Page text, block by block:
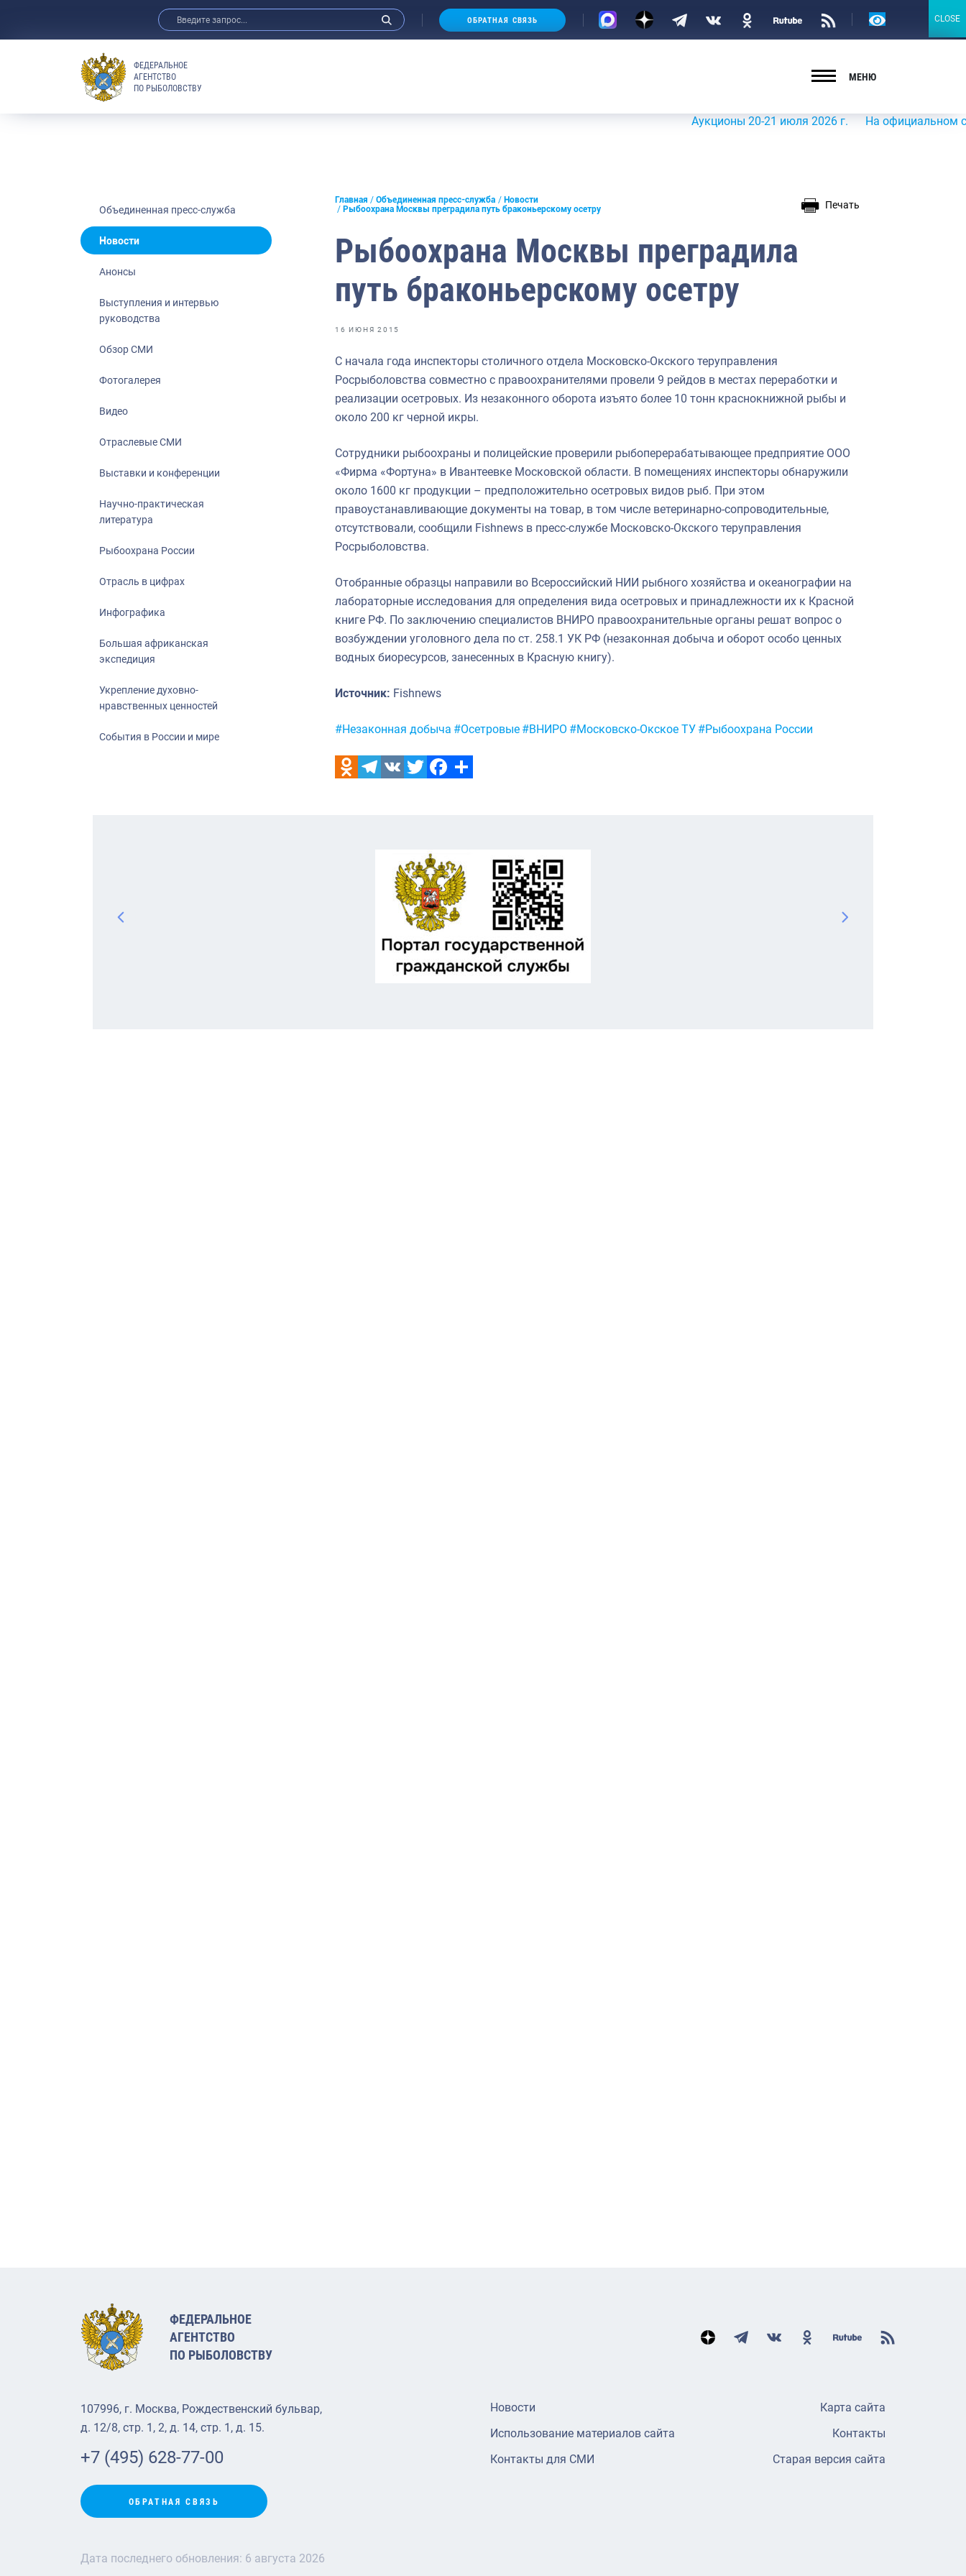
Анонсы
Отраслевые СМИ
Выставки и конференции
Рыбоохрана России
Большая африканская экспедиция
ОБРАТНАЯ СВЯЗЬ
Версия
ФЕДЕРАЛЬНОЕ
АГЕНТСТВО
ПО РЫБОЛОВСТВУ
МЕНЮ
Аукционы 20-21 июля 2026 г. На официальном сайте
Объединенная пресс-служба
Новости
Анонсы
Выступления и интервью
руководства
Обзор СМИ
Фотогалерея
Видео
Отраслевые СМИ
Выставки и конференции
Научно-практическая
литература
Рыбоохрана России
Отрасль в цифрах
Инфографика
Большая африканская
экспедиция
Укрепление духовно-
нравственных ценностей
События в России и мире
Главная Объединенная пресс-служба
Новости
Рыбоохрана Москвы преградила путь браконьерскому осетру
Печать
Рыбоохрана Москвы преградила
путь браконьерскому осетру
16 ИЮНЯ 2015
С начала года инспекторы столичного отдела Московско-Окского теруправления
Росрыболовства совместно с правоохранителями провели 9 рейдов в местах переработки и
реализации осетровых. Из незаконного оборота изъято более 10 тонн краснокнижной рыбы и
около 200 кг черной икры.
Сотрудники рыбоохраны и полицейские проверили рыбоперерабатывающее предприятие ООО
«Фирма «Фортуна» в Ивантеевке Московской области. В помещениях инспекторы обнаружили
около 1600 кг продукции – предположительно осетровых видов рыб. При этом
правоустанавливающие документы на товар, в том числе ветеринарно-сопроводительные,
отсутствовали, сообщили Fishnews в пресс-службе Московско-Окского теруправления
Росрыболовства.
Отобранные образцы направили во Всероссийский НИИ рыбного хозяйства и океанографии на
лабораторные исследования для определения вида осетровых и принадлежности их к Красной
книге РФ. По заключению специалистов ВНИРО правоохранительные органы решат вопрос о
возбуждении уголовного дела по ст. 258.1 УК РФ (незаконная добыча и оборот особо ценных
водных биоресурсов, занесенных в Красную книгу).
Источник: Fishnews
Метки:
#Незаконная добыча #Осетровые #ВНИРО #Московско-Окское ТУ #Рыбоохрана России
ФЕДЕРАЛЬНОЕ
АГЕНТСТВО
ПО РЫБОЛОВСТВУ
107996, г. Москва, Рождественский бульвар,
д. 12/8, стр. 1, 2, д. 14, стр. 1, д. 15.
+7 (495) 628-77-00
ОБРАТНАЯ СВЯЗЬ
Новости
Использование материалов сайта
Контакты для СМИ
Карта сайта
Контакты
Старая версия сайта
Дата последнего обновления: 6 августа 2026
CLOSE
CLOSE